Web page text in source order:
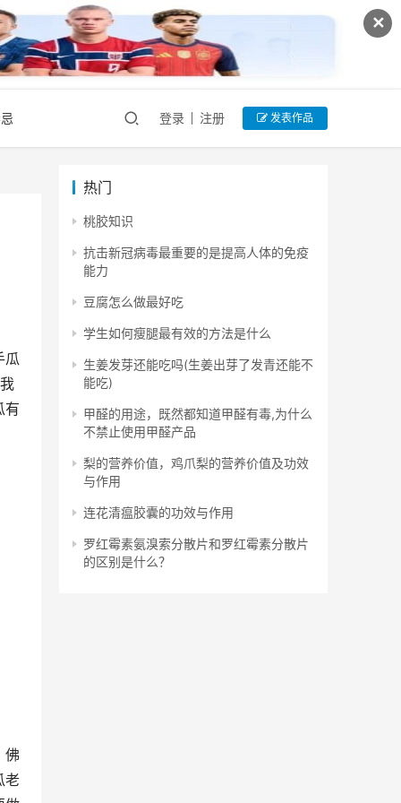
✕
登录 注册 发表作品
瓜
有
佛
老
热门
桃胶知识
抗击新冠病毒最重要的是提高人体的免疫
能力
豆腐怎么做最好吃
学生如何瘦腿最有效的方法是什么
生姜发芽还能吃吗(生姜出芽了发青还能不
能吃)
甲醛的用途，既然都知道甲醛有毒,为什么
不禁止使用甲醛产品
梨的营养价值，鸡爪梨的营养价值及功效
与作用
连花清瘟胶囊的功效与作用
罗红霉素氨溴索分散片和罗红霉素分散片
的区别是什么？